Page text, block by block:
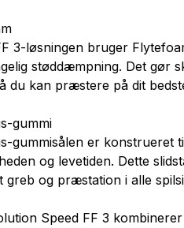
3-løsningen bruger
støddæmpning. Det gør
du kan præstere på dit
gummi
gummisålen er konstrueret
og levetiden. Dette
greb og præstation i alle
Speed FF 3